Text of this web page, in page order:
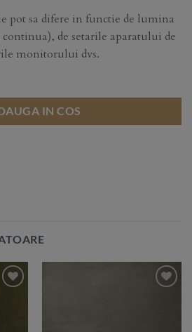
pot sa difere in functie de lumina
de setarile aparatului de
monitorului dvs.
IN COS